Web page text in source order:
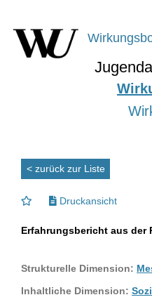
< zurück zur Liste
Druckansicht
Erfahrungsbericht aus der
Strukturelle Dimension:
Inhaltliche Dimension: